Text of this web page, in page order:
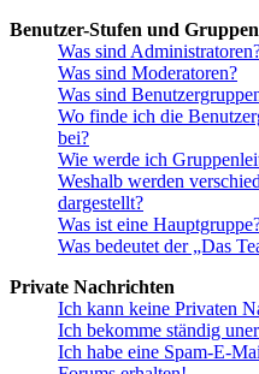
Benutzer-Stufen und Gruppen
Was sind
Was sind Moderatoren?
Was sind
Wo finde ich die
bei?
Wie werde ich
Weshalb werden
dargestellt?
Was ist eine
Was bedeutet der „Das
Private Nachrichten
Ich kann keine Privaten
Ich bekomme ständig
Ich habe eine Spam-E-